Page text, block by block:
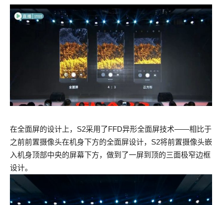
在全面屏的设计上，S2采用了FFD异形全面屏技术——相比于
之前前置摄像头在机身下方的全面屏设计，S2将前置摄像头嵌
入机身顶部中央的屏幕下方，做到了一屏到顶的三面极窄边框
设计。